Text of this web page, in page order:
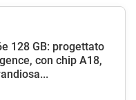
128 GB: progettato
con chip A18,